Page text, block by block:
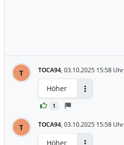
T TOCA94, 03.10.2025 15:58 Uhr
1
Höher
T TOCA94, 03.10.2025 15:58 Uhr
Höher